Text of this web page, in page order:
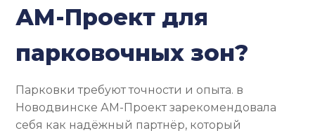
АМ-Проект для
парковочных зон?
Парковки требуют точности и опыта. в
Новодвинске АМ-Проект зарекомендовала
себя как надёжный партнёр, который